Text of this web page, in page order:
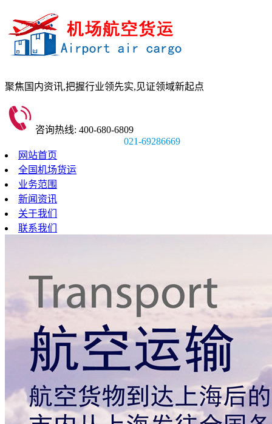
聚焦国内资讯,把握行业领先实,见证领域新起点
咨询热线: 400-680-6809
021-69286669
网站首页
全国机场货运
业务范围
新闻资讯
关于我们
联系我们